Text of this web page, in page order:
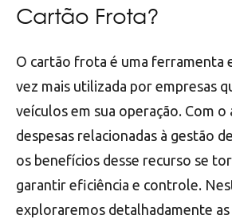
Cartão Frota?
O cartão frota é uma ferramenta
vez mais utilizada por empresas
veículos em sua operação. Com o
despesas relacionadas à gestão
os benefícios desse recurso se
garantir eficiência e controle.
exploraremos detalhadamente